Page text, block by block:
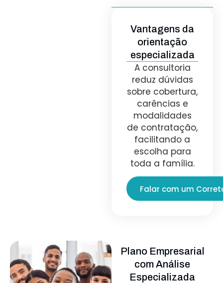
Vantagens da
orientação
especializada
A consultoria
reduz dúvidas
sobre cobertura,
carências e
modalidades
de contratação,
facilitando a
escolha para
toda a família.
Falar com um
Plano Empresarial
com Análise
Especializada